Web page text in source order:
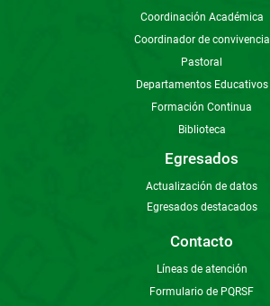
Coordinación Académica
Coordinador de convivencia
Pastoral
Departamentos Educativos
Formación Continua
Biblioteca
Egresados
Actualización de datos
Egresados destacados
Contacto
Líneas de atención
Formulario de PQRSF